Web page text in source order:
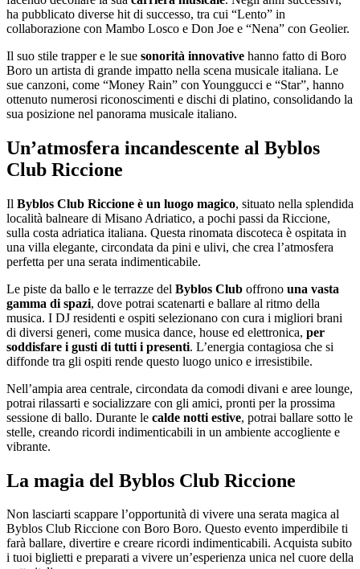
ha pubblicato diverse hit di successo, tra cui “Lento” in
collaborazione con Mambo Losco e Don Joe e “Nena” con Geolier.
Il suo stile trapper e le sue sonorità innovative hanno fatto di Boro
Boro un artista di grande impatto nella scena musicale italiana. Le
sue canzoni, come “Money Rain” con Younggucci e “Star”, hanno
ottenuto numerosi riconoscimenti e dischi di platino, consolidando la
sua posizione nel panorama musicale italiano.
Un’atmosfera incandescente al Byblos
Club Riccione
Il Byblos Club Riccione è un luogo magico, situato nella splendida
località balneare di Misano Adriatico, a pochi passi da Riccione,
sulla costa adriatica italiana. Questa rinomata discoteca è ospitata in
una villa elegante, circondata da pini e ulivi, che crea l’atmosfera
perfetta per una serata indimenticabile.
Le piste da ballo e le terrazze del Byblos Club offrono una vasta
gamma di spazi, dove potrai scatenarti e ballare al ritmo della
musica. I DJ residenti e ospiti selezionano con cura i migliori brani
di diversi generi, come musica dance, house ed elettronica, per
soddisfare i gusti di tutti i presenti. L’energia contagiosa che si
diffonde tra gli ospiti rende questo luogo unico e irresistibile.
Nell’ampia area centrale, circondata da comodi divani e aree lounge,
potrai rilassarti e socializzare con gli amici, pronti per la prossima
sessione di ballo. Durante le calde notti estive, potrai ballare sotto le
stelle, creando ricordi indimenticabili in un ambiente accogliente e
vibrante.
La magia del Byblos Club Riccione
Non lasciarti scappare l’opportunità di vivere una serata magica al
Byblos Club Riccione con Boro Boro. Questo evento imperdibile ti
farà ballare, divertire e creare ricordi indimenticabili. Acquista subito
i tuoi biglietti e preparati a vivere un’esperienza unica nel cuore della